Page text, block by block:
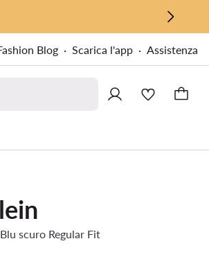
Blog Scarica l'app Assistenza
scuro Regular Fit